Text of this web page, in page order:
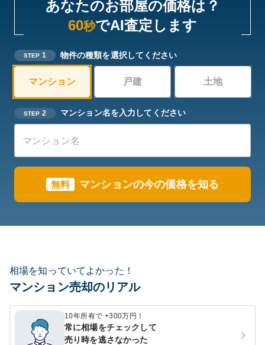
あなたのお部屋の価格は？
60秒でAI査定します
STEP 1 物件の種類を選択してください
マンション 戸建 土地
STEP 2 マンション名を入力してください
無料 マンションの今の価格を知る
相場を知っていてよかった！
マンション売却のリアル
10年所有で +300万円！
常に相場をチェックして
売り時を逃さなかった